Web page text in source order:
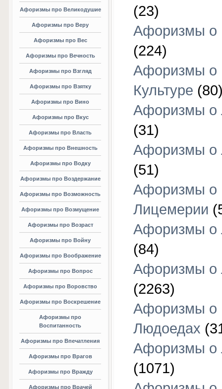
Афоризмы про Великодушие
Афоризмы про Веру
Афоризмы про Вес
Афоризмы про Вечность
Афоризмы про Взгляд
Афоризмы про Взятку
Афоризмы про Вино
Афоризмы про Вкус
Афоризмы про Власть
Афоризмы про Внешность
Афоризмы про Водку
Афоризмы про Воздержание
Афоризмы про Возможность
Афоризмы про Возмущение
Афоризмы про Возраст
Афоризмы про Войну
Афоризмы про Воображение
Афоризмы про Вопрос
Афоризмы про Воровство
Афоризмы про Воскрешение
Афоризмы про
Воспитанность
Афоризмы про Впечатления
Афоризмы про Врагов
Афоризмы про Вражду
Афоризмы про Врачей
(23)
Афоризмы о
(224)
Афоризмы о
Культуре
Афоризмы о
(31)
Афоризмы о
(51)
Афоризмы о
Лицемерии
Афоризмы о
(84)
Афоризмы о
(2263)
Афоризмы о
Людоедах
Афоризмы о
(1071)